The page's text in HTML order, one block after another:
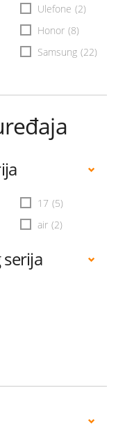
Ulefone (2)
Honor (8)
Samsung (22)
17 (5)
air (2)